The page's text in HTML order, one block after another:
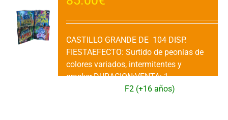
CASTILLO GRANDE DE 104 DISP.
FIESTAEFECTO: Surtido de peonias de
colores variados, intermitentes y
cracker.DURACION:VENTA: 1
F2 (+16 años)